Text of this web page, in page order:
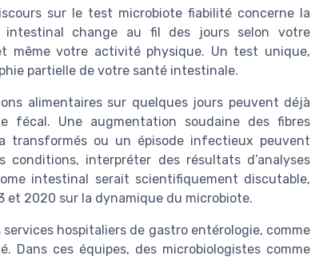
sur le test microbiote fiabilité concerne la
intestinal change au fil des jours selon votre
même votre activité physique. Un test unique,
partielle de votre santé intestinale.
alimentaires sur quelques jours peuvent déjà
fécal. Une augmentation soudaine des fibres
transformés ou un épisode infectieux peuvent
conditions, interpréter des résultats d’analyses
intestinal serait scientifiquement discutable,
et 2020 sur la dynamique du microbiote.
hospitaliers de gastro entérologie, comme
ces équipes, des microbiologistes comme